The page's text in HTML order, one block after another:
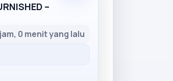
–
0 menit yang lalu